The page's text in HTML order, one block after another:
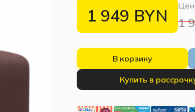
1 949 BYN 1
В корзину
Купить в